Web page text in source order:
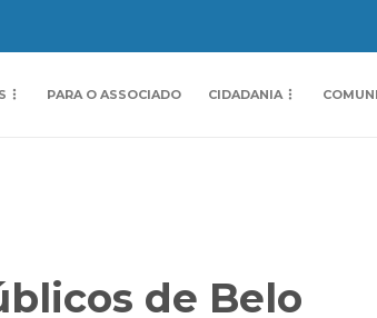
PARA O ASSOCIADO CIDADANIA
de Belo